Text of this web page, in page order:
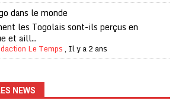
dans le monde
les Togolais sont-ils perçus en
et aill...
Le Temps, Il y a 2 ans
NEWS